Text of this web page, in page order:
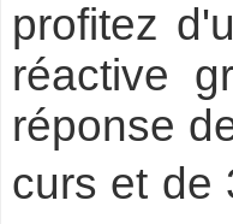
profitez
réactive
réponse
curs et